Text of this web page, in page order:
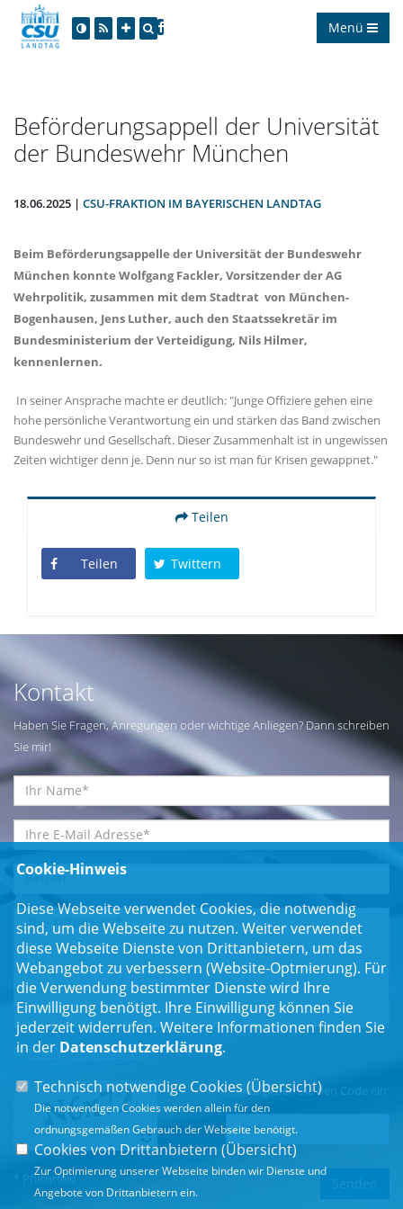
Menü
Beförderungsappell der Universität
der Bundeswehr München
18.06.2025 | CSU-FRAKTION IM BAYERISCHEN LANDTAG
Beim Beförderungsappelle der Universität der Bundeswehr
München konnte Wolfgang Fackler, Vorsitzender der AG
Wehrpolitik, zusammen mit dem Stadtrat von München-
Bogenhausen, Jens Luther, auch den Staatssekretär im
Bundesministerium der Verteidigung, Nils Hilmer,
kennenlernen.
In seiner Ansprache machte er deutlich: "Junge Offiziere gehen eine
hohe persönliche Verantwortung ein und stärken das Band zwischen
Bundeswehr und Gesellschaft. Dieser Zusammenhalt ist in ungewissen
Zeiten wichtiger denn je. Denn nur so ist man für Krisen gewappnet."
Teilen
Teilen Twittern
Kontakt
Haben Sie Fragen, Anregungen oder wichtige Anliegen? Dann schreiben
Sie mir!
Einwilligungserklärung*
Bitte geben Sie den Code ein:
* Pflichtfeld
Cookie-Hinweis
Diese Webseite verwendet Cookies, die notwendig
sind, um die Webseite zu nutzen. Weiter verwendet
diese Webseite Dienste von Drittanbietern, um das
Webangebot zu verbessern (Website-Optmierung). Für
die Verwendung bestimmter Dienste wird Ihre
Einwilligung benötigt. Ihre Einwilligung können Sie
jederzeit widerrufen. Weitere Informationen finden Sie
in der Datenschutzerklärung.
Technisch notwendige Cookies (Übersicht)
Die notwendigen Cookies werden allein für den
ordnungsgemäßen Gebrauch der Webseite benötigt.
Cookies von Drittanbietern (Übersicht)
Zur Optimierung unserer Webseite binden wir Dienste und
Angebote von Drittanbietern ein.